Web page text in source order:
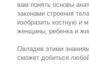
вам понять основы
законами строения
изобразить костную и
женщины, ребенка и
Овладев этими
сможет добиться